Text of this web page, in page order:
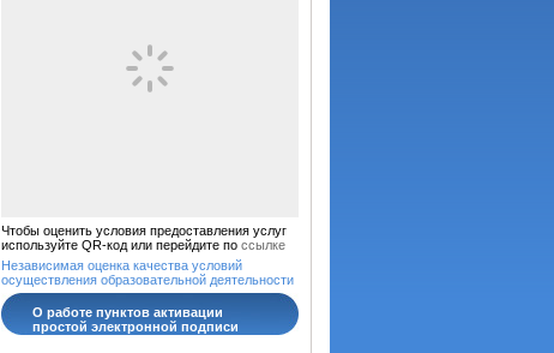
Чтобы оценить условия предоставления услуг
используйте QR-код или перейдите по ссылке
Независимая оценка качества условий
осуществления образовательной деятельности
О работе пунктов активации
простой электронной подписи